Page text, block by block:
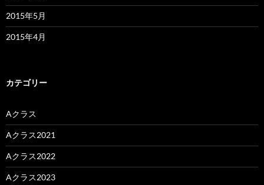
2015年5月
2015年4月
カテゴリー
Aクラス
Aクラス2021
Aクラス2022
Aクラス2023